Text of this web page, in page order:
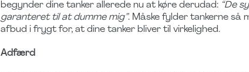
begynder dine tanker allerede nu at køre derudad: “De
garanteret til at dumme mig”. Måske fylder tankerne så
afbud i frygt for, at dine tanker bliver til virkelighed.
Adfærd